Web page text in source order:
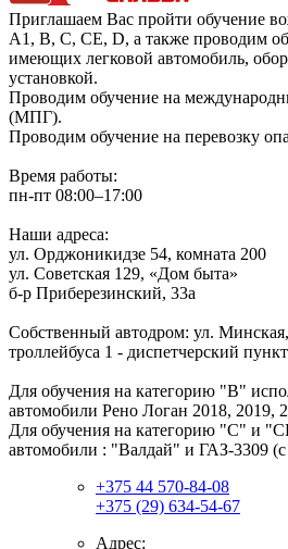
Приглашаем Вас пройти обучение
A1, В, С, СЕ, D, а также проводим
имеющих легковой автомобиль,
установкой.
Проводим обучение на
(МПГ).
Проводим обучение на перевозку
Время работы:
пн-пт 08:00–17:00
Наши адреса:
ул. Орджоникидзе 54, комната 200
ул. Советская 129, «Дом быта»
б-р Приберезинский, 33а
Собственный автодром: ул.
троллейбуса 1 - диспетчерский
Для обучения на категорию "В"
автомобили Рено Логан 2018, 2019,
Для обучения на категорию "С" и
автомобили : "Валдай" и ГАЗ-3309 (с
+375 44 570-84-08
+375 (29) 634-54-67
Адрес: